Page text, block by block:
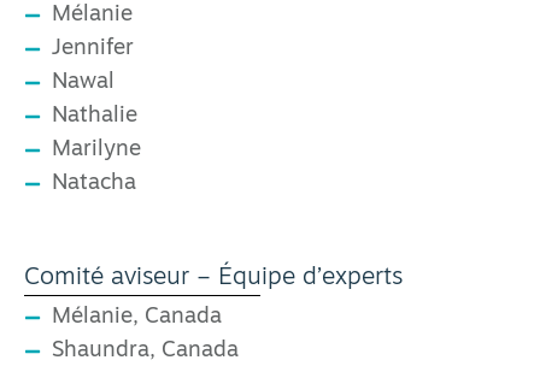
Mélanie
Jennifer
Nawal
Nathalie
Marilyne
Natacha
Comité aviseur – Équipe d’experts
Mélanie, Canada
Shaundra, Canada